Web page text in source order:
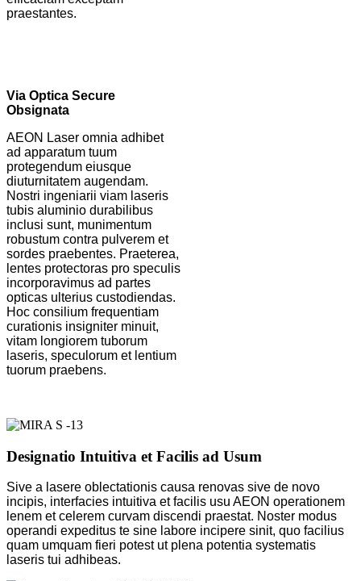
praestantes.
Via Optica Secure
Obsignata
AEON Laser omnia adhibet
ad apparatum tuum
protegendum eiusque
diuturnitatem augendam.
Nostri ingeniarii viam laseris
tubis aluminio durabilibus
inclusi sunt, munimentum
robustum contra pulverem et
sordes praebentes. Praeterea,
lentes protectoras pro speculis
incorporavimus ad partes
opticas ulterius custodiendas.
Hoc consilium frequentiam
curationis insigniter minuit,
vitam longiorem tuborum
laseris, speculorum et lentium
tuorum praebens.
Designatio Intuitiva et Facilis ad Usum
Sive a lasere oblectationis causa renovas sive de novo
incipis, interfacies intuitiva et facilis usu AEON operationem
lenem et celerem curvam discendi praestat. Noster modus
operandi expeditus te sine labore incipere sinit, quo facilius
quam umquam fieri potest ut plena potentia systematis
laseris tui adhibeas.